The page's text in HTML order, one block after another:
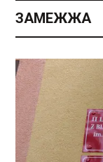
ЗАМЕЖЖА